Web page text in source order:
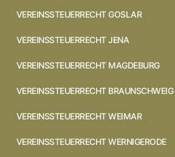
VEREINSSTEUERRECHT GOSLAR
VEREINSSTEUERRECHT JENA
VEREINSSTEUERRECHT MAGDEBURG
VEREINSSTEUERRECHT BRAUNSCHWEIG
VEREINSSTEUERRECHT WEIMAR
VEREINSSTEUERRECHT WERNIGERODE